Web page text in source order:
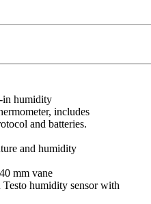
in humidity
includes
and batteries.
and humidity
mm vane
humidity sensor with